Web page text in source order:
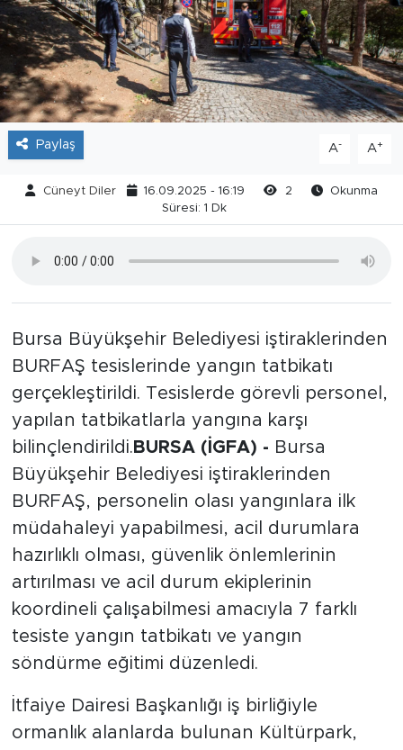
Paylaş A- A+
Cüneyt Diler 16.09.2025 - 16:19 2
Okunma
Süresi: 1 Dk
Bursa Büyükşehir Belediyesi iştiraklerinden
BURFAŞ tesislerinde yangın tatbikatı
gerçekleştirildi. Tesislerde görevli personel,
yapılan tatbikatlarla yangına karşı
bilinçlendirildi. BURSA (İGFA) - Bursa
Büyükşehir Belediyesi iştiraklerinden
BURFAŞ, personelin olası yangınlara ilk
müdahaleyi yapabilmesi, acil durumlara
hazırlıklı olması, güvenlik önlemlerinin
artırılması ve acil durum ekiplerinin
koordineli çalışabilmesi amacıyla 7 farklı
tesiste yangın tatbikatı ve yangın
söndürme eğitimi düzenledi.
İtfaiye Dairesi Başkanlığı iş birliğiyle
ormanlık alanlarda bulunan Kültürpark,